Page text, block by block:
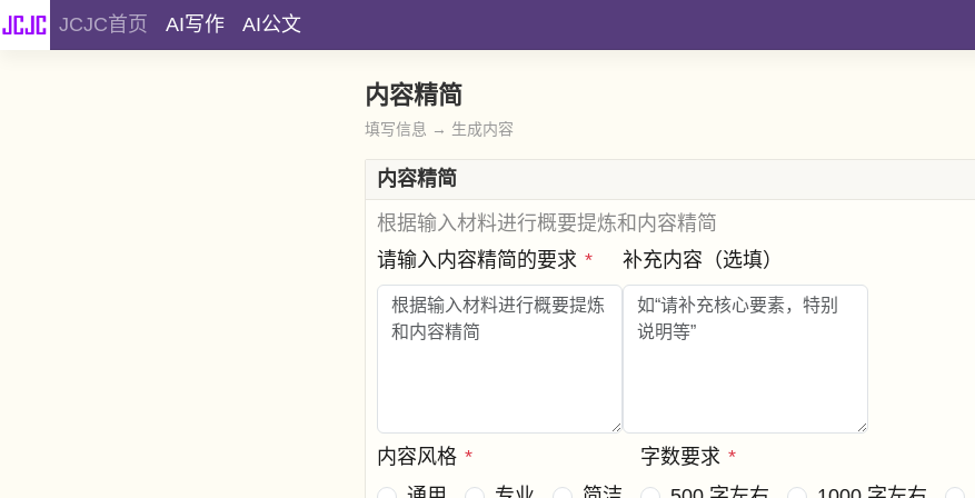
JCJC首页 AI写作 AI公文
内容精简
填写信息 → 生成内容
内容精简
根据输入材料进行概要提炼和内容精简
请输入内容精简的要求 * 补充内容（选填）
内容风格 *
字数要求 *